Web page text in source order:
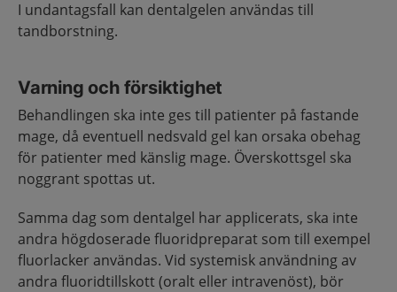
I undantagsfall kan dentalgelen användas till
tandborstning.
Varning och försiktighet
Behandlingen ska inte ges till patienter på fastande
mage, då eventuell nedsvald gel kan orsaka obehag
för patienter med känslig mage. Överskottsgel ska
noggrant spottas ut.
Samma dag som dentalgel har applicerats, ska inte
andra högdoserade fluoridpreparat som till exempel
fluorlacker användas. Vid systemisk användning av
andra fluoridtillskott (oralt eller intravenöst), bör